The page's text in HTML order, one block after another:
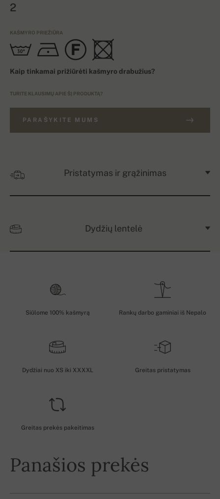
2
KAŠMYRO PRIEŽIŪRA
Kaip tinkamai prižiūrėti kašmyro drabužius?
TURITE KLAUSIMŲ APIE ŠĮ PRODUKTĄ?
PARAŠYKITE MUMS
Pristatymas ir grąžinimas
Dydžių lentelė
Siūlome 100% kašmyrą Rankų darbo gaminiai iš Nepalo
Dydžiai nuo XS iki XXXXL Greitas pristatymas
Greitas prekės pakeitimas
Panašios prekės